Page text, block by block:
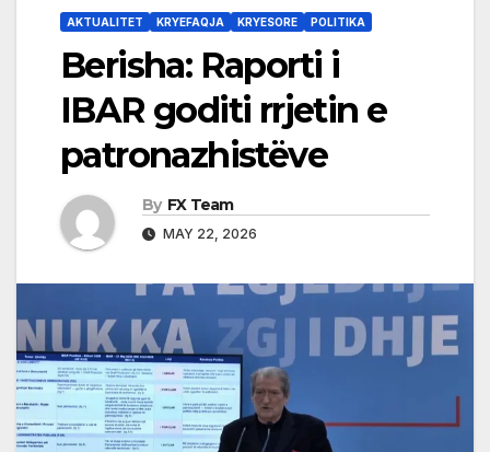
AKTUALITET KRYEFAQJA KRYESORE POLITIKA
Berisha: Raporti i
IBAR goditi rrjetin e
patronazhistëve
By FX Team
MAY 22, 2026